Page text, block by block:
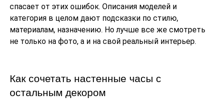
спасает от этих ошибок. Описания моделей и
категория в целом дают подсказки по стилю,
материалам, назначению. Но лучше все же смотреть
не только на фото, а и на свой реальный интерьер.
Как сочетать настенные часы с
остальным декором